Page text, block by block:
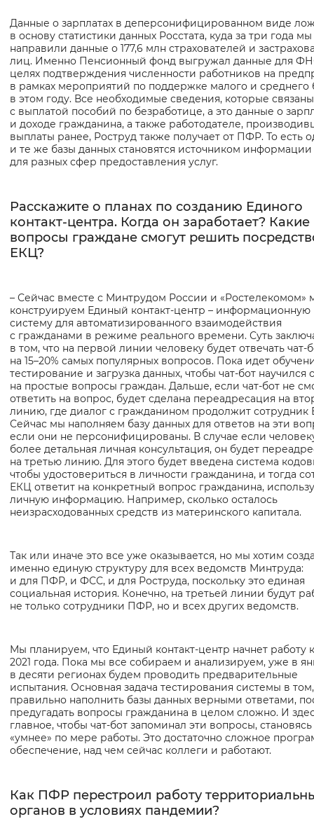
Данные о зарплатах в деперсонифицированном виде
в основу статистики данных Росстата, куда за три года мы
направили данные о 177,6 млн страхователей и
лиц. Именно Пенсионный фонд выгружал данные для
целях подтверждения численности работников на
в рамках мероприятий по поддержке малого и среднего
в этом году. Все необходимые сведения, которые связаны
с выплатой пособий по безработице, а это данные о
и доходе гражданина, а также работодателе,
выплаты ранее, Роструд также получает от ПФР. То есть
и те же базы данных становятся источником информации
для разных сфер предоставления услуг.
Расскажите о планах по созданию Единого
контакт-центра. Когда он заработает? Какие
вопросы граждане смогут решить
ЕКЦ?
– Сейчас вместе с Минтрудом России и «Ростелекомом»
конструируем Единый контакт-центр – информационную
систему для автоматизированного взаимодействия
с гражданами в режиме реального времени. Суть
в том, что на первой линии человеку будет отвечать чат-
на 15–20% самых популярных вопросов. Пока идет
тестирование и загрузка данных, чтобы чат-бот научился
на простые вопросы граждан. Дальше, если чат-бот не
ответить на вопрос, будет сделана переадресация на
линию, где диалог с гражданином продолжит сотрудник
Сейчас мы наполняем базу данных для ответов на эти
если они не персонифицированы. В случае если
более детальная личная консультация, он будет
на третью линию. Для этого будет введена система
чтобы удостовериться в личности гражданина, и тогда
ЕКЦ ответит на конкретный вопрос гражданина,
личную информацию. Например, сколько осталось
неизрасходованных средств из материнского капитала.
Так или иначе это все уже оказывается, но мы хотим
именно единую структуру для всех ведомств Минтруда:
и для ПФР, и ФСС, и для Роструда, поскольку это единая
социальная история. Конечно, на третьей линии будут
не только сотрудники ПФР, но и всех других ведомств.
Мы планируем, что Единый контакт-центр начнет работу
2021 года. Пока мы все собираем и анализируем, уже в
в десяти регионах будем проводить предварительные
испытания. Основная задача тестирования системы в
правильно наполнить базы данных верными ответами,
предугадать вопросы гражданина в целом сложно. И
главное, чтобы чат-бот запоминал эти вопросы, становясь
«умнее» по мере работы. Это достаточно сложное
обеспечение, над чем сейчас коллеги и работают.
Как ПФР перестроил работу
органов в условиях пандемии?